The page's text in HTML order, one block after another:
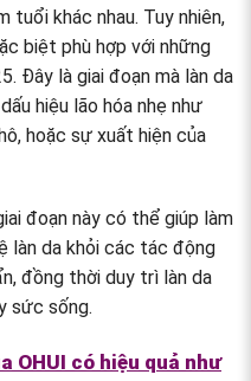
tuổi khác nhau. Tuy nhiên,
biệt phù hợp với những
Đây là giai đoạn mà làn da
hiệu lão hóa nhẹ như
hoặc sự xuất hiện của
đoạn này có thể giúp làm
làn da khỏi các tác động
đồng thời duy trì làn da
sức sống.
OHUI có hiệu quả như